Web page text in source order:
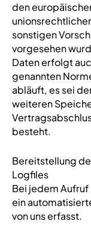
den
sonstigen
vorgesehen
Daten erfolgt
genannten
abläuft, es sei
weiteren
besteht.
Bereitstellung
Logfiles
Bei jedem
ein
von uns erfasst.